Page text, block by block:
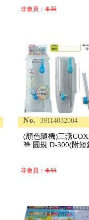
非會員： ＄36
No. 39114032004
(顏色隨機)三燕
筆 圓規 D-300(附短
非會員： ＄55